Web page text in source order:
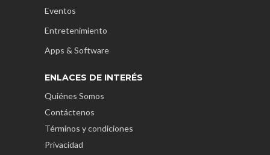
Eventos
Entretenimiento
Apps & Software
ENLACES DE INTERÉS
Quiénes Somos
Contáctenos
Términos y condiciones
Privacidad